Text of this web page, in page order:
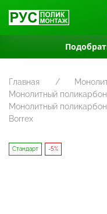
Главная
Монолитный
Монолитный
Borrex
Стандарт -5%